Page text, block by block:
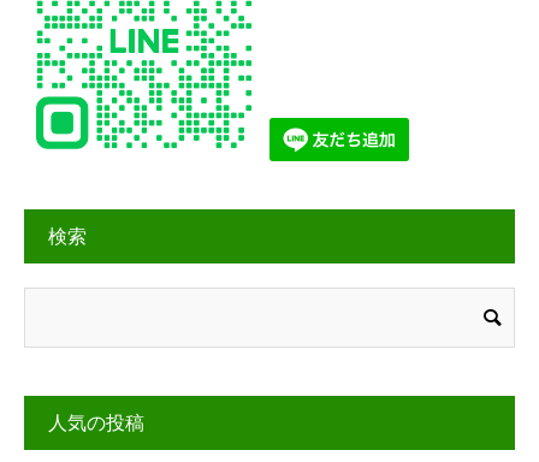
検索
人気の投稿